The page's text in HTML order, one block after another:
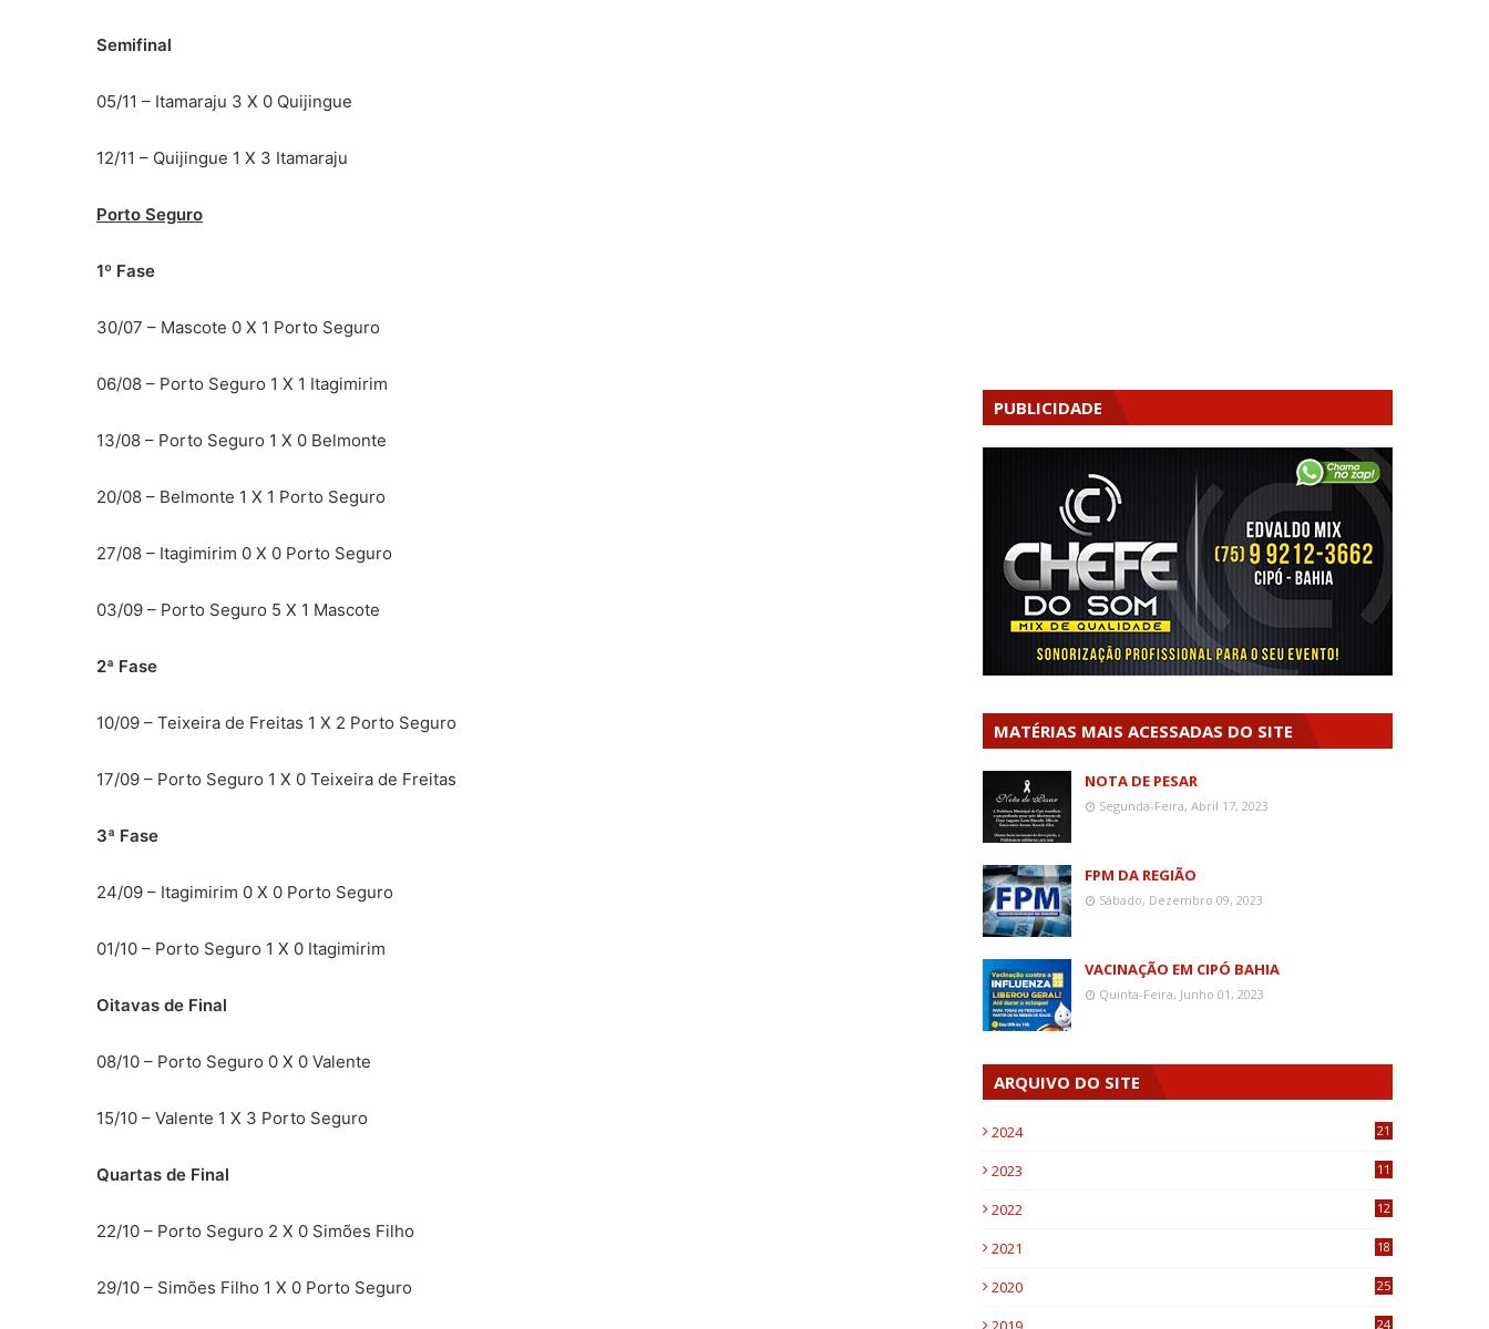
Semifinal
05/11 – Itamaraju 3 X 0 Quijingue
12/11 – Quijingue 1 X 3 Itamaraju
Porto Seguro
1º Fase
30/07 – Mascote 0 X 1 Porto Seguro
06/08 – Porto Seguro 1 X 1 Itagimirim
13/08 – Porto Seguro 1 X 0 Belmonte
20/08 – Belmonte 1 X 1 Porto Seguro
27/08 – Itagimirim 0 X 0 Porto Seguro
03/09 – Porto Seguro 5 X 1 Mascote
2ª Fase
10/09 – Teixeira de Freitas 1 X 2 Porto Seguro
17/09 – Porto Seguro 1 X 0 Teixeira de Freitas
3ª Fase
24/09 – Itagimirim 0 X 0 Porto Seguro
01/10 – Porto Seguro 1 X 0 Itagimirim
Oitavas de Final
08/10 – Porto Seguro 0 X 0 Valente
15/10 – Valente 1 X 3 Porto Seguro
Quartas de Final
22/10 – Porto Seguro 2 X 0 Simões Filho
29/10 – Simões Filho 1 X 0 Porto Seguro
PUBLICIDADE
MATÉRIAS MAIS ACESSADAS DO SITE
NOTA DE PESAR
Segunda-Feira, Abril 17, 2023
FPM DA REGIÃO
Sábado, Dezembro 09, 2023
VACINAÇÃO EM CIPÓ BAHIA
Quinta-Feira, Junho 01, 2023
ARQUIVO DO SITE
2024 21
2023
11
2022
12
2021
18
2020
25
24